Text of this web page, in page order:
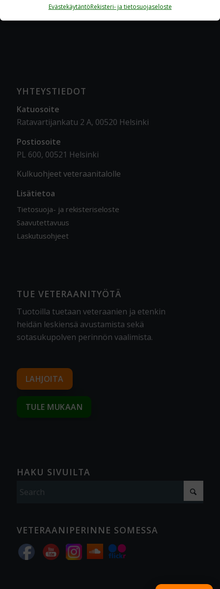
EvästekäytäntöRekisteri- ja tietosuojaseloste
YHTEYSTIEDOT
Katuosoite
Ratavartijankatu 2 A, 00520 Helsinki
Postiosoite
PL 600, 00521 Helsinki
Kulkuohjeet veteraanitalolle
Lisätietoa
Tietosuoja- ja rekisteriseloste
Saavutettavuus
Laskutusohjeet
TUE VETERAANITYÖTÄ
Tuotoilla tuetaan veteraanien ja etenkin
heidän leskiensä avustamista sekä
sotasukupolven perinnön vaalimista.
LAHJOITA
TULE MUKAAN
HAKU SIVUILTA
VETERAANIPERINNE SOMESSA